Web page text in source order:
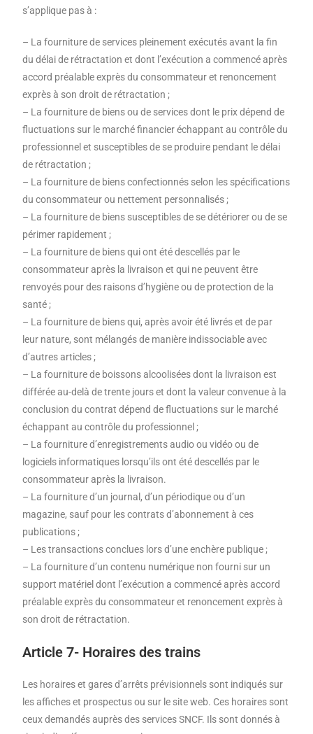
s’applique pas à :
– La fourniture de services pleinement exécutés avant la fin
du délai de rétractation et dont l’exécution a commencé après
accord préalable exprès du consommateur et renoncement
exprès à son droit de rétractation ;
– La fourniture de biens ou de services dont le prix dépend de
fluctuations sur le marché financier échappant au contrôle du
professionnel et susceptibles de se produire pendant le délai
de rétractation ;
– La fourniture de biens confectionnés selon les spécifications
du consommateur ou nettement personnalisés ;
– La fourniture de biens susceptibles de se détériorer ou de se
périmer rapidement ;
– La fourniture de biens qui ont été descellés par le
consommateur après la livraison et qui ne peuvent être
renvoyés pour des raisons d’hygiène ou de protection de la
santé ;
– La fourniture de biens qui, après avoir été livrés et de par
leur nature, sont mélangés de manière indissociable avec
d’autres articles ;
– La fourniture de boissons alcoolisées dont la livraison est
différée au-delà de trente jours et dont la valeur convenue à la
conclusion du contrat dépend de fluctuations sur le marché
échappant au contrôle du professionnel ;
– La fourniture d’enregistrements audio ou vidéo ou de
logiciels informatiques lorsqu’ils ont été descellés par le
consommateur après la livraison.
– La fourniture d’un journal, d’un périodique ou d’un
magazine, sauf pour les contrats d’abonnement à ces
publications ;
– Les transactions conclues lors d’une enchère publique ;
– La fourniture d’un contenu numérique non fourni sur un
support matériel dont l’exécution a commencé après accord
préalable exprès du consommateur et renoncement exprès à
son droit de rétractation.
Article 7- Horaires des trains
Les horaires et gares d’arrêts prévisionnels sont indiqués sur
les affiches et prospectus ou sur le site web. Ces horaires sont
ceux demandés auprès des services SNCF. Ils sont donnés à